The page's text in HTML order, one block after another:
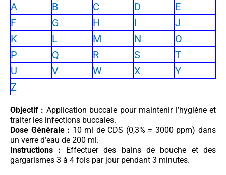
Objectif : Application buccale pour maintenir l’hygiène et
traiter les infections buccales.
Dose Générale : 10 ml de CDS (0,3% = 3000 ppm) dans
un verre d’eau de 200 ml.
Instructions :
Effectuer des bains de bouche et des
gargarismes 3 à 4 fois par jour pendant 3 minutes.
A B C D
E
F
G H I
J
K
L M N
O
P
Q R S
T
U
V W X
Y
Z